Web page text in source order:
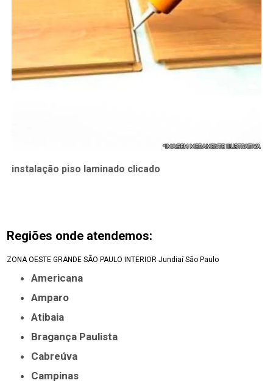
instalação piso laminado clicado
Regiões onde atendemos:
ZONA OESTE GRANDE SÃO PAULO INTERIOR Jundiaí São Paulo
Americana
Amparo
Atibaia
Bragança Paulista
Cabreúva
Campinas